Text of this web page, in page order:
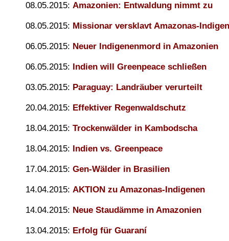
08.05.2015: Amazonien: Entwaldung nimmt zu
08.05.2015: Missionar versklavt Amazonas-
06.05.2015: Neuer Indigenenmord in Amazonien
06.05.2015: Indien will Greenpeace schließen
03.05.2015: Paraguay: Landräuber verurteilt
20.04.2015: Effektiver Regenwaldschutz
18.04.2015: Trockenwälder in Kambodscha
18.04.2015: Indien vs. Greenpeace
17.04.2015: Gen-Wälder in Brasilien
14.04.2015: AKTION zu Amazonas-Indigenen
14.04.2015: Neue Staudämme in Amazonien
13.04.2015: Erfolg für Guaraní